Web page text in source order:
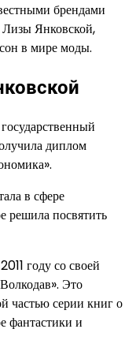
брендами
Лизы Янковской,
в мире моды.
диплом
в сфере
решила посвятить
году со своей
Это
частью серии книг о
фантастики и